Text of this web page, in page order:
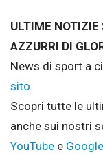
ULTIME NOTIZIE
AZZURRI DI
News di sport a
sito.
Scopri tutte le
anche sui nostri
YouTube e